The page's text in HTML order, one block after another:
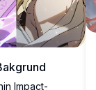
Impact-